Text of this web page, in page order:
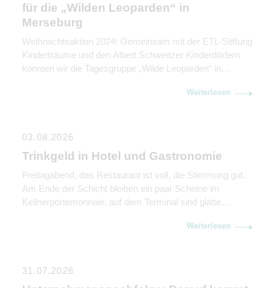
für die „Wilden Leoparden“ in
Merseburg
Weihnachtsaktion 2024: Gemeinsam mit der ETL-Stiftung
Kinderträume und den Albert Schweitzer Kinderdörfern
konnten wir die Tagesgruppe „Wilde Leoparden“ in
Weiterlesen
03.08.2026
Trinkgeld in Hotel und Gastronomie
Freitagabend, das Restaurant ist voll, die Stimmung gut.
Am Ende der Schicht bleiben ein paar Scheine im
Kellnerportemonnaie, auf dem Terminal sind glatte
scheinbar einfache Frage: Wem gehört das Trinkgeld
Weiterlesen
31.07.2026